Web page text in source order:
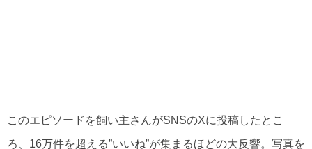
このエピソードを飼い主さんがSNSのXに投稿したとこ
ろ、16万件を超える”いいね”が集まるほどの大反響。写真を